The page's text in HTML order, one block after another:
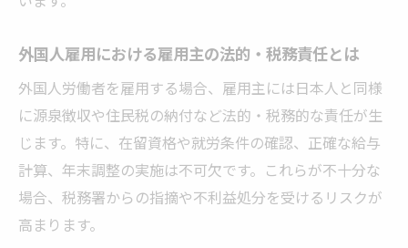
外国人雇用における雇用主の法的・税務責任とは
外国人労働者を雇用する場合、雇用主には日本人と同様
に源泉徴収や住民税の納付など法的・税務的な責任が生
じます。特に、在留資格や就労条件の確認、正確な給与
計算、年末調整の実施は不可欠です。これらが不十分な
場合、税務署からの指摘や不利益処分を受けるリスクが
高まります。